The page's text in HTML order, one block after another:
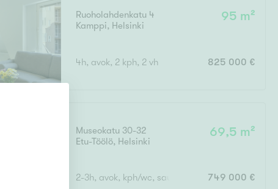
Ruoholahdenkatu 4
Kamppi, Helsinki
95 m²
4h, avok, 2 kph, 2 vh 825 000 €
Museokatu 30-32
Etu-Töölö, Helsinki
69,5 m²
2-3h, avok, kph/wc, sauna, khh/wc, parvi, 2
749 000 €